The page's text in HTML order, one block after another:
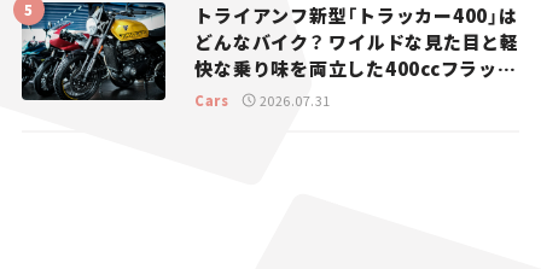
トライアンフ新型「トラッカー400」は
どんなバイク？ ワイルドな見た目と軽
快な乗り味を両立した400ccフラット
トラッカー【試乗レビュー】
Cars 2026.07.31